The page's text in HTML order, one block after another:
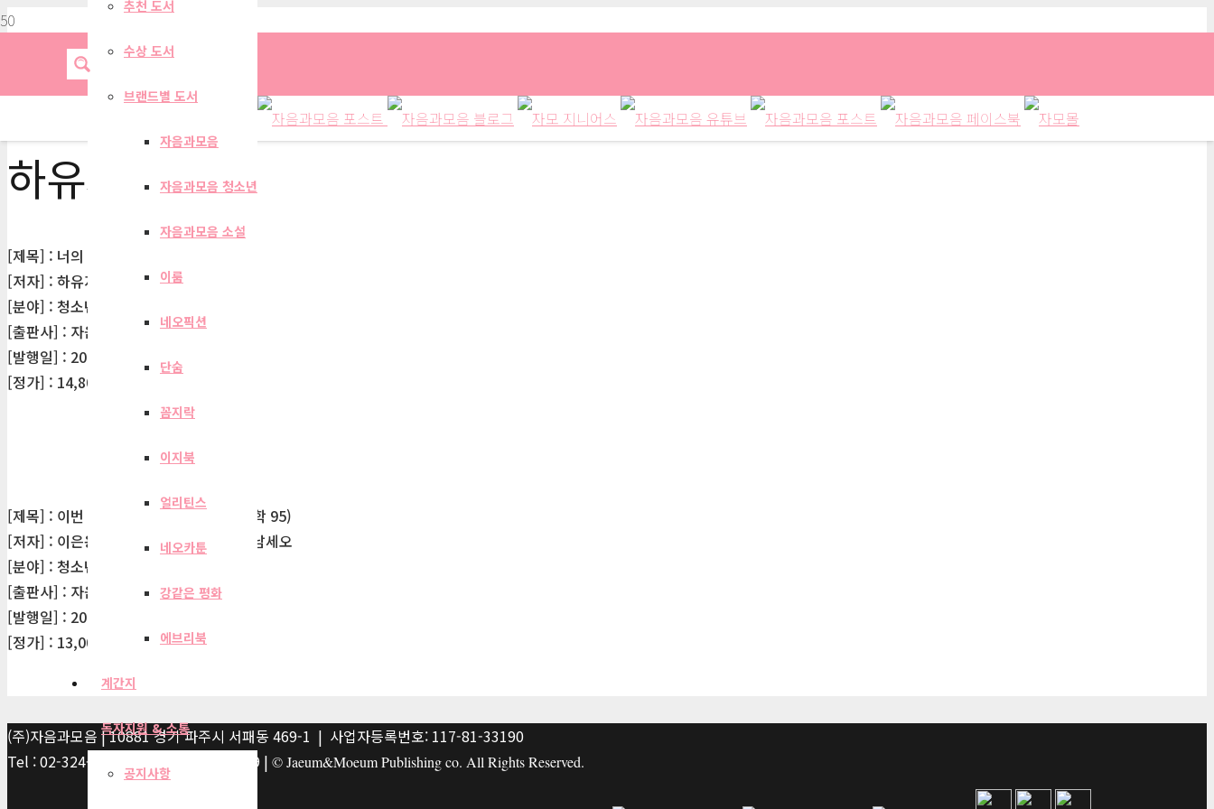
추천 도서
수상 도서
브랜드별 도서
자음과모음
자음과모음 청소년
자음과모음 소설
이룸
네오픽션
단숨
꼼지락
이지북
얼리틴스
네오카툰
강같은 평화
에브리북
계간지
독자지원 & 소통
공지사항
하유지
[제목] : 너의 우주는 곧 나의 우주
[저자] : 하유지
[분야] : 청소년문학
[출판사] : 자음과모음
[발행일] : 2023-07-28
[정가] : 14,800원
[제목] : 이번 생은 해피 어게인 (청소년문학 95)
[저자] : 이은용, 하유지, 설재인, 김혜진, 남세오
[분야] : 청소년문학
[출판사] : 자음과모음
[발행일] : 2022-03-28
[정가] : 13,000원
(주)자음과모음 | 10881 경기 파주시 서패동 469-1 | 사업자등록번호: 117-81-33190
Tel : 02-324-2347 | Fax : 02-6959-8459 | © Jaeum&Moeum Publishing co. All Rights Reserved.